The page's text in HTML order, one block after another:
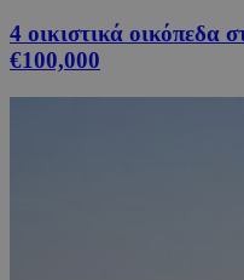
4 οικιστικά οικόπεδα
€100,000